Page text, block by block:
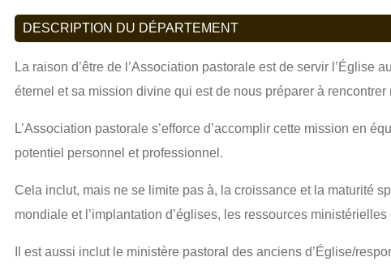
DESCRIPTION DU DÉPARTEMENT
La raison d’être de l’Association pastorale est de servir
éternel et sa mission divine qui est de nous préparer à rencontrer
L’Association pastorale s’efforce d’accomplir cette mission en
potentiel personnel et professionnel.
Cela inclut, mais ne se limite pas à, la croissance et la maturité
mondiale et l’implantation d’églises, les ressources
Il est aussi inclut le ministère pastoral des anciens d’Église/